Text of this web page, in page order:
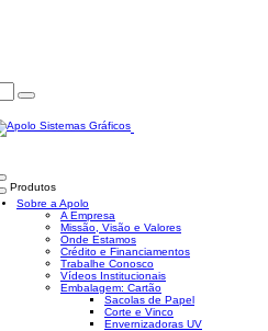
Produtos
Sobre a Apolo
A Empresa
Missão, Visão e Valores
Onde Estamos
Crédito e Financiamentos
Trabalhe Conosco
Vídeos Institucionais
Embalagem: Cartão
Sacolas de Papel
Corte e Vinco
Envernizadoras UV